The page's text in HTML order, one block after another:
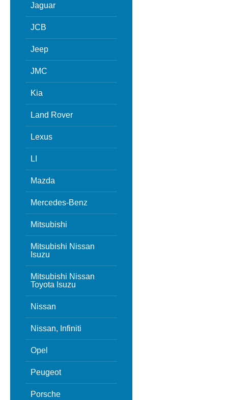
Jaguar
JCB
Jeep
JMC
Kia
Land Rover
Lexus
LI
Mazda
Mercedes-Benz
Mitsubishi
Mitsubishi Nissan
Isuzu
Mitsubishi Nissan
Toyota Isuzu
Nissan
Nissan, Infiniti
Opel
Peugeot
Porsche